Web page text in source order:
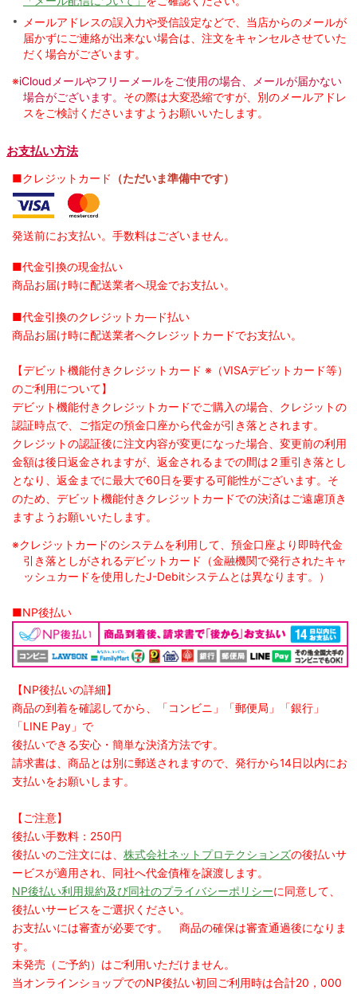
メールアドレスの誤入力や受信設定などで、当店からのメールが
届かずにご連絡が出来ない場合は、注文をキャンセルさせていた
だく場合がございます。
※iCloudメールやフリーメールをご使用の場合、メールが届かない
場合がございます。 その際は大変恐縮ですが、別のメールアドレ
スをご検討くださいますようお願いいたします。
お支払い方法
■クレジットカード （ただいま準備中です）
発送前にお支払い。手数料はございません。
■代金引換の現金払い
商品お届け時に配送業者へ現金でお支払い。
■代金引換のクレジットカ―ド払い
商品お届け時に配送業者へクレジットカードでお支払い。
【デビット機能付きクレジットカード ※（VISAデビットカード等）
のご利用について】
デビット機能付きクレジットカードでご購入の場合、クレジットの
認証時点で、ご指定の預金口座から代金が引き落とされます。
クレジットの認証後に注文内容が変更になった場合、変更前の利用
金額は後日返金されますが、返金されるまでの間は２重引き落とし
となり、返金までに最大で60日を要する可能性がございます。そ
のため、デビット機能付きクレジットカードでの決済はご遠慮頂き
ますようお願いいたします。
※クレジットカードのシステムを利用して、預金口座より即時代金
引き落としがされるデビットカード（金融機関で発行されたキャ
ッシュカードを使用したJ-Debitシステムとは異なります。）
■NP後払い
【NP後払いの詳細】
商品の到着を確認してから、「コンビニ」「郵便局」「銀行」
「LINE Pay」で
後払いできる安心・簡単な決済方法です。
請求書は、商品とは別に郵送されますので、発行から14日以内にお
支払いをお願いします。
【ご注意】
後払い手数料：250円
後払いのご注文には、 株式会社ネットプロテクションズの後払いサ
ービスが適用され、同社へ代金債権を譲渡します。
NP後払い利用規約及び同社のプライバシーポリシーに同意して、
後払いサービスをご選択ください。
お支払いには審査が必要です。 商品の確保は審査通過後になりま
す。
未発売（ご予約）はご利用いただけません。
当オンラインショップでのNP後払い初回ご利用時は合計20，000